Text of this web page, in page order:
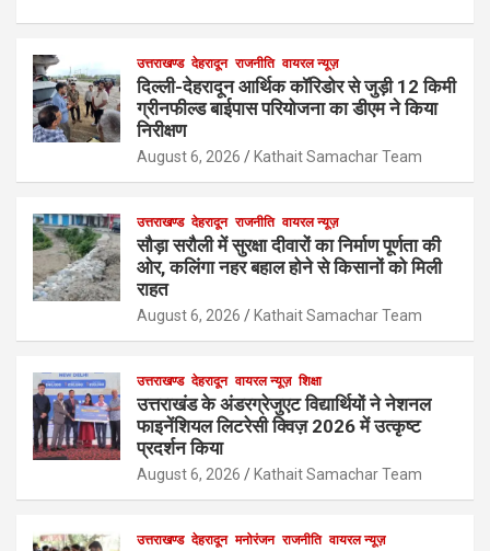
उत्तराखण्ड देहरादून राजनीति वायरल न्यूज़
दिल्ली-देहरादून आर्थिक कॉरिडोर से जुड़ी 12 किमी
ग्रीनफील्ड बाईपास परियोजना का डीएम ने किया
निरीक्षण
August 6, 2026 Kathait Samachar Team
उत्तराखण्ड देहरादून राजनीति वायरल न्यूज़
सौड़ा सरौली में सुरक्षा दीवारों का निर्माण पूर्णता की
ओर, कलिंगा नहर बहाल होने से किसानों को मिली
राहत
August 6, 2026 Kathait Samachar Team
उत्तराखण्ड देहरादून वायरल न्यूज़ शिक्षा
उत्तराखंड के अंडरग्रेजुएट विद्यार्थियों ने नेशनल
फाइनेंशियल लिटरेसी क्विज़ 2026 में उत्कृष्ट
प्रदर्शन किया
August 6, 2026 Kathait Samachar Team
उत्तराखण्ड देहरादून मनोरंजन राजनीति वायरल न्यूज़